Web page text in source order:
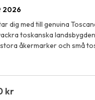
2026
dig med till genuina
toskanska
åkermarker och små
kr